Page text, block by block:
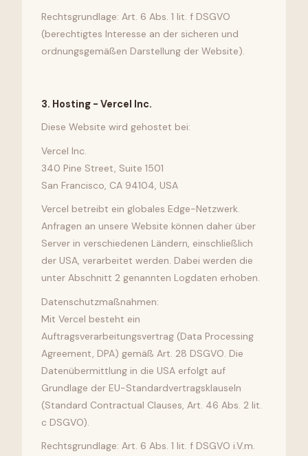
Rechtsgrundlage: Art. 6 Abs. 1 lit. f DSGVO
(berechtigtes Interesse an der sicheren und
ordnungsgemäßen Darstellung der Website).
3. Hosting - Vercel Inc.
Diese Website wird gehostet bei:
Vercel Inc.
340 Pine Street, Suite 1501
San Francisco, CA 94104, USA
Vercel betreibt ein globales Edge-Netzwerk.
Anfragen an unsere Website können daher über
Server in verschiedenen Ländern, einschließlich
der USA, verarbeitet werden. Dabei werden die
unter Abschnitt 2 genannten Logdaten erhoben.
Datenschutzmaßnahmen:
Mit Vercel besteht ein
Auftragsverarbeitungsvertrag (Data Processing
Agreement, DPA) gemäß Art. 28 DSGVO. Die
Datenübermittlung in die USA erfolgt auf
Grundlage der EU-Standardvertragsklauseln
(Standard Contractual Clauses, Art. 46 Abs. 2 lit.
c DSGVO).
Rechtsgrundlage: Art. 6 Abs. 1 lit. f DSGVO i.V.m.